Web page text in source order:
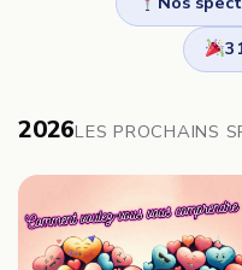
2026LES PROCHAINS